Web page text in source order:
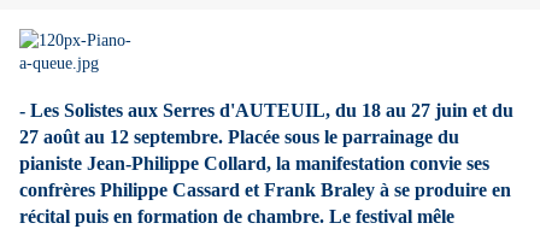
- Les Solistes aux Serres d'AUTEUIL, du 18 au 27 juin et du
27 août au 12 septembre. Placée sous le parrainage du
pianiste Jean-Philippe Collard, la manifestation convie ses
confrères Philippe Cassard et Frank Braley à se produire en
récital puis en formation de chambre. Le festival mêle